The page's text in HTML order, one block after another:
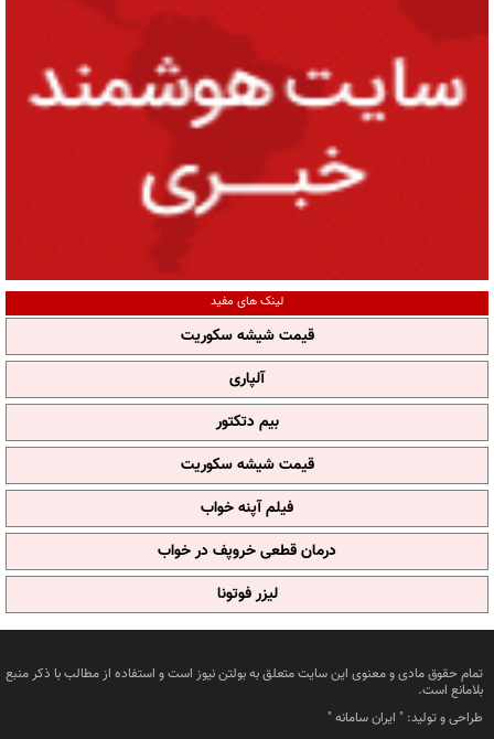
لینک های مفید
قیمت شیشه سکوریت
آلپاری
بیم دتکتور
قیمت شیشه سکوریت
فیلم آپنه خواب
درمان قطعی خروپف در خواب
لیزر فوتونا
تمام حقوق مادی و معنوی این سایت متعلق به بولتن نیوز است و استفاده از مطالب با ذکر منبع
بلامانع است.
طراحی و تولید: " ایران سامانه"